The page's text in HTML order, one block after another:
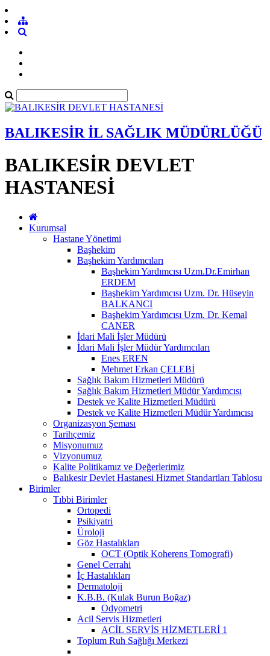
BALIKESİR İL SAĞLIK MÜDÜRLÜĞÜ
BALIKESİR DEVLET
HASTANESİ
Kurumsal
Hastane Yönetimi
Başhekim
Başhekim Yardımcıları
Başhekim Yardımcısı Uzm.Dr.Emirhan
ERDEM
Başhekim Yardımcısı Uzm. Dr. Hüseyin
BALKANCI
Başhekim Yardımcısı Uzm. Dr. Kemal
CANER
İdari Mali İşler Müdürü
İdari Mali İşler Müdür Yardımcıları
Enes EREN
Mehmet Erkan ÇELEBİ
Sağlık Bakım Hizmetleri Müdürü
Sağlık Bakım Hizmetleri Müdür Yardımcısı
Destek ve Kalite Hizmetleri Müdürü
Destek ve Kalite Hizmetleri Müdür Yardımcısı
Organizasyon Şeması
Tarihçemiz
Misyonumuz
Vizyonumuz
Kalite Politikamız ve Değerlerimiz
Balıkesir Devlet Hastanesi Hizmet Standartları Tablosu
Birimler
Tıbbi Birimler
Ortopedi
Psikiyatri
Üroloji
Göz Hastalıkları
OCT (Optik Koherens Tomografi)
Genel Cerrahi
İç Hastalıkları
Dermatoloji
K.B.B. (Kulak Burun Boğaz)
Odyometri
Acil Servis Hizmetleri
ACİL SERVİS HİZMETLERİ 1
Toplum Ruh Sağlığı Merkezi